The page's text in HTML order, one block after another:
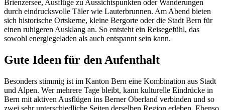
Brienzersee, Ausflüge zu Aussichtspunkten oder Wanderungen
durch eindrucksvolle Täler wie Lauterbrunnen. Am Abend bieten
sich historische Ortskerne, kleine Bergorte oder die Stadt Bern für
einen ruhigeren Ausklang an. So entsteht ein Reisegefühl, das
sowohl energiegeladen als auch entspannt sein kann.
Gute Ideen für den Aufenthalt
Besonders stimmig ist im Kanton Bern eine Kombination aus Stadt
und Alpen. Wer mehrere Tage bleibt, kann kulturelle Eindrücke in
Bern mit aktiven Ausflügen ins Berner Oberland verbinden und so
zwei sehr unterschiedliche Seiten derselben Region erleben. Ebenso